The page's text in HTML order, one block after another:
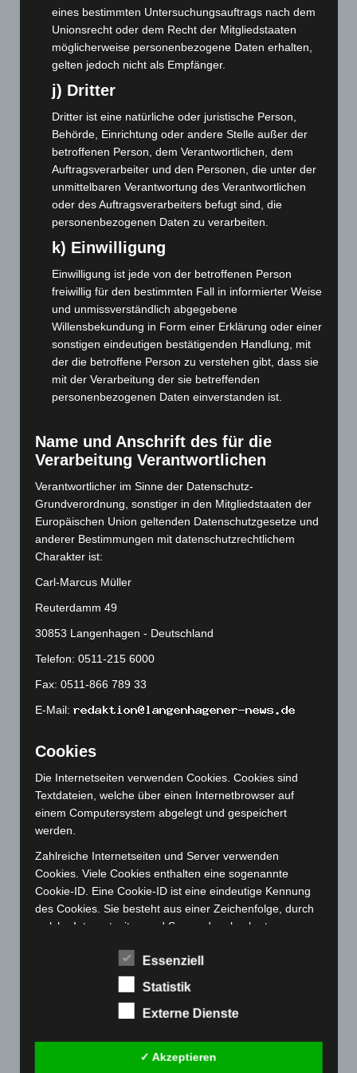
Februar 2025(96)
Januar 2025(88)
Dezember 2024
November 2024(94)
Oktober 2024 (93)
September 2024 (112)
August 2024(107)
Juli 2024(89)
Juni 2024(107)
Mai 2024(149)
April 2024(102)
März 2024(103)
Februar 2024(103)
Januar 2024
(111)
Dezember 2023(130)
November 2023(130)
September 2023 (133)
August 2023(134)
Juli 2023(118)
Juni 2023(142)
Mai 2023(139)
April 2023(155)
März 2023(174)
Februar 2023
(154)
Januar 2023
(140)
August 2022(166)
Juni 2022(167)
Mai 2022(177)
März 2022(221)
Februar 2022(189)
Januar 2022(190)
(215)
eines bestimmten Untersuchungsauftrags nach dem
Unionsrecht oder dem Recht der Mitgliedstaaten
möglicherweise personenbezogene Daten erhalten,
gelten jedoch nicht als Empfänger.
j) Dritter
Dritter ist eine natürliche oder juristische Person,
Behörde, Einrichtung oder andere Stelle außer der
betroffenen Person, dem Verantwortlichen, dem
Auftragsverarbeiter und den Personen, die unter der
unmittelbaren Verantwortung des Verantwortlichen
oder des Auftragsverarbeiters befugt sind, die
personenbezogenen Daten zu verarbeiten.
k) Einwilligung
Einwilligung ist jede von der betroffenen Person
freiwillig für den bestimmten Fall in informierter Weise
und unmissverständlich abgegebene
Willensbekundung in Form einer Erklärung oder einer
sonstigen eindeutigen bestätigenden Handlung, mit
der die betroffene Person zu verstehen gibt, dass sie
mit der Verarbeitung der sie betreffenden
personenbezogenen Daten einverstanden ist.
Name und Anschrift des für die
Verarbeitung Verantwortlichen
Verantwortlicher im Sinne der Datenschutz-
Grundverordnung, sonstiger in den Mitgliedstaaten der
Europäischen Union geltenden Datenschutzgesetze und
anderer Bestimmungen mit datenschutzrechtlichem
Charakter ist:
Carl-Marcus Müller
Reuterdamm 49
30853 Langenhagen - Deutschland
Telefon: 0511-215 6000
Fax: 0511-866 789 33
E-Mail:
Cookies
Die Internetseiten verwenden Cookies. Cookies sind
Textdateien, welche über einen Internetbrowser auf
einem Computersystem abgelegt und gespeichert
werden.
Zahlreiche Internetseiten und Server verwenden
Cookies. Viele Cookies enthalten eine sogenannte
Cookie-ID. Eine Cookie-ID ist eine eindeutige Kennung
des Cookies. Sie besteht aus einer Zeichenfolge, durch
welche Internetseiten und Server dem konkreten
Cookie gespeichert wurde. Dies ermöglicht es den
besuchten Internetseiten und Servern, den individuellen
Browser der betroffenen Person von anderen
Internetbrowsern, die andere Cookies enthalten, zu
Essenziell
Statistik
Externe Dienste
✓ Akzeptieren